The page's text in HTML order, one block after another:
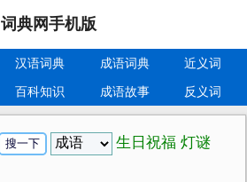
词典网手机版
汉语词典 成语词典
近义词
百科知识 成语故事 反义词
生日祝福 灯谜